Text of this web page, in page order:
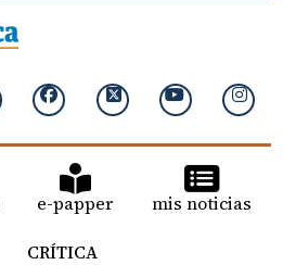
e-papper mis noticias
CRÍTICA